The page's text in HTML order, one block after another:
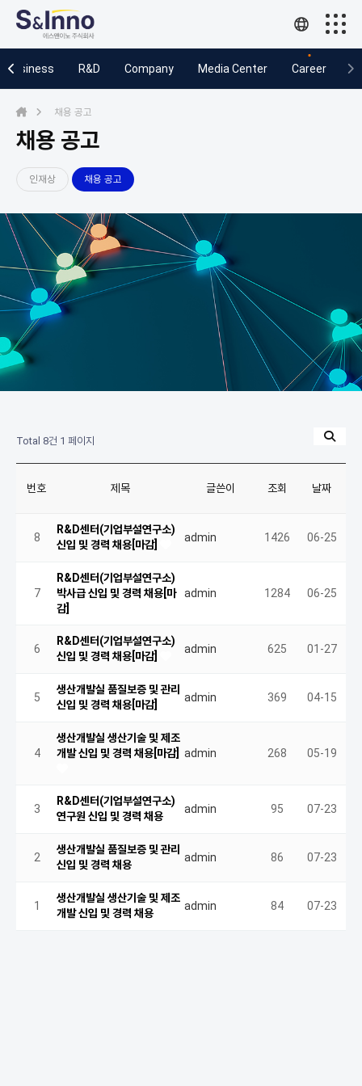
Business R&D Company Media Center Career
Business
R&D
Career
채용 공고
채용 공고
인재상 채용 공고
Total 8건 1 페이지
번호 제목 글쓴이 조회 날짜
8
R&D센터(기업부설연구소)
신입 및 경력 채용[마감]
admin 1426 06-25
7
R&D센터(기업부설연구소)
박사급 신입 및 경력 채용[마
감]
admin 1284 06-25
6
R&D센터(기업부설연구소)
신입 및 경력 채용[마감]
admin 625 01-27
5
생산개발실 품질보증 및 관리
신입 및 경력 채용[마감]
admin 369 04-15
4
생산개발실 생산기술 및 제조
개발 신입 및 경력 채용[마감] admin 268 05-19
3
R&D센터(기업부설연구소)
연구원 신입 및 경력 채용
admin 95 07-23
2
생산개발실 품질보증 및 관리
신입 및 경력 채용
admin 86 07-23
1
생산개발실 생산기술 및 제조
개발 신입 및 경력 채용
admin 84 07-23